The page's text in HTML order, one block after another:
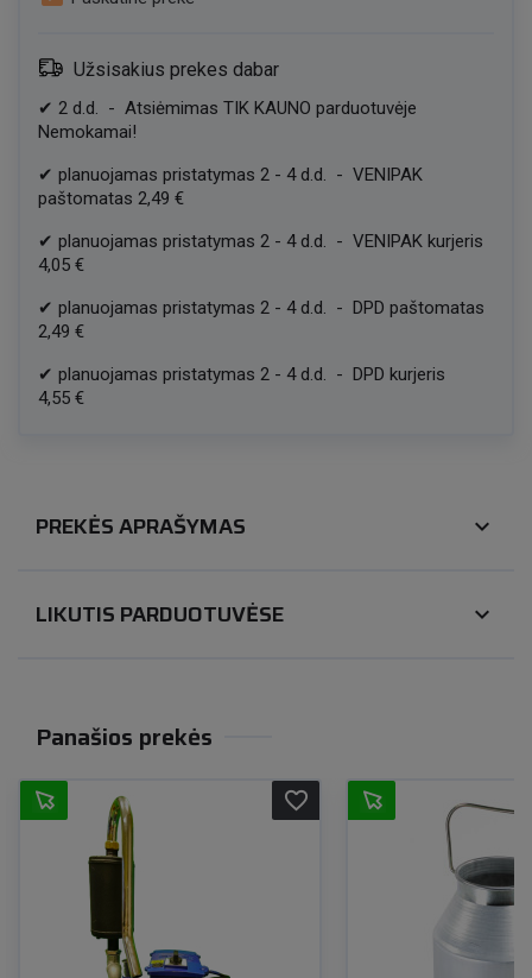
Užsisakius prekes dabar
✔ 2 d.d. - Atsiėmimas TIK KAUNO parduotuvėje
Nemokamai!
✔ planuojamas pristatymas 2 - 4d.d. - VENIPAK
paštomatas 2,49 €
✔ planuojamas pristatymas 2 - 4d.d. - VENIPAK kurjeris
4,05 €
✔ planuojamas pristatymas 2 - 4d.d. - DPD paštomatas
2,49 €
✔ planuojamas pristatymas 2 - 4d.d. - DPD kurjeris
4,55 €
PREKĖS APRAŠYMAS expand_more
LIKUTIS PARDUOTUVĖSE expand_more
Panašios prekės
favorite_border